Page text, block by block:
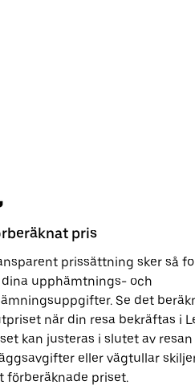
pris
prissättning sker så
upphämtnings- och
Se det
när din resa bekräftas i
kan justeras i slutet av resan
eller vägtullar
förberäknade priset.